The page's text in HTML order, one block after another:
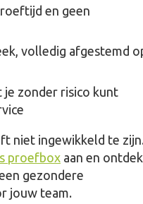
en geen
volledig afgestemd
je zonder risico kunt
niet ingewikkeld te
proefbox aan en ontdek
gezondere
jouw team.